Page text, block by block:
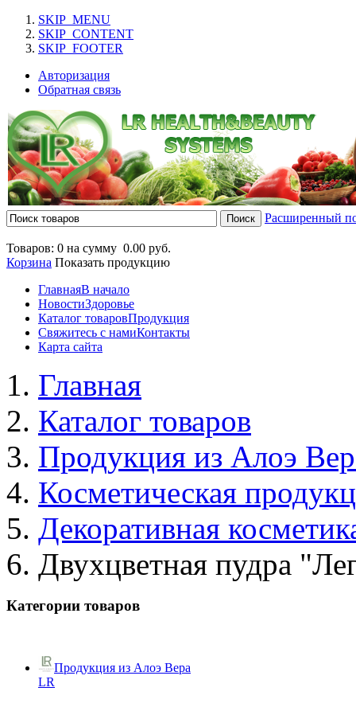
SKIP_MENU
SKIP_CONTENT
SKIP_FOOTER
Авторизация
Обратная связь
Расширенный
Товаров: 0 на сумму 0.00 руб.
Корзина Показать продукцию
ГлавнаяВ начало
НовостиЗдоровье
Каталог товаровПродукция
Свяжитесь с намиКонтакты
Карта сайта
Главная
Каталог товаров
Продукция из Алоэ
Косметическая
Декоративная
Двухцветная пудра
Категории товаров
Продукция из Алоэ Вера
LR